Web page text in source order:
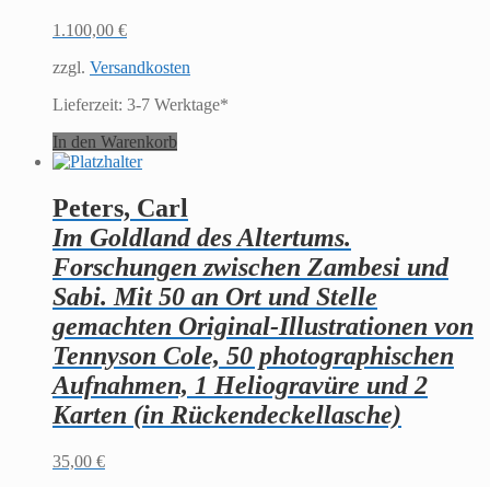
1.100,00 €
zzgl. Versandkosten
Lieferzeit: 3-7 Werktage*
In den Warenkorb
Peters, Carl
Im Goldland des Altertums.
Forschungen zwischen Zambesi und
Sabi. Mit 50 an Ort und Stelle
gemachten Original-Illustrationen von
Tennyson Cole, 50 photographischen
Aufnahmen, 1 Heliogravüre und 2
Karten (in Rückendeckellasche)
35,00 €